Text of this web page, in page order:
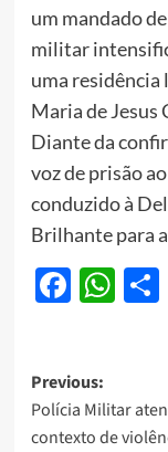
um mandado
militar
uma residência
Maria de Jesus
Diante da
voz de prisão
conduzido à
Brilhante para
Post
Previous:
Polícia Militar
contexto de